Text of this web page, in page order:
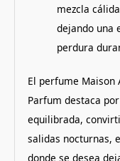
mezcla
dejando una
perdura
El perfume Maison
Parfum destaca
equilibrada,
salidas nocturnas,
donde se desea